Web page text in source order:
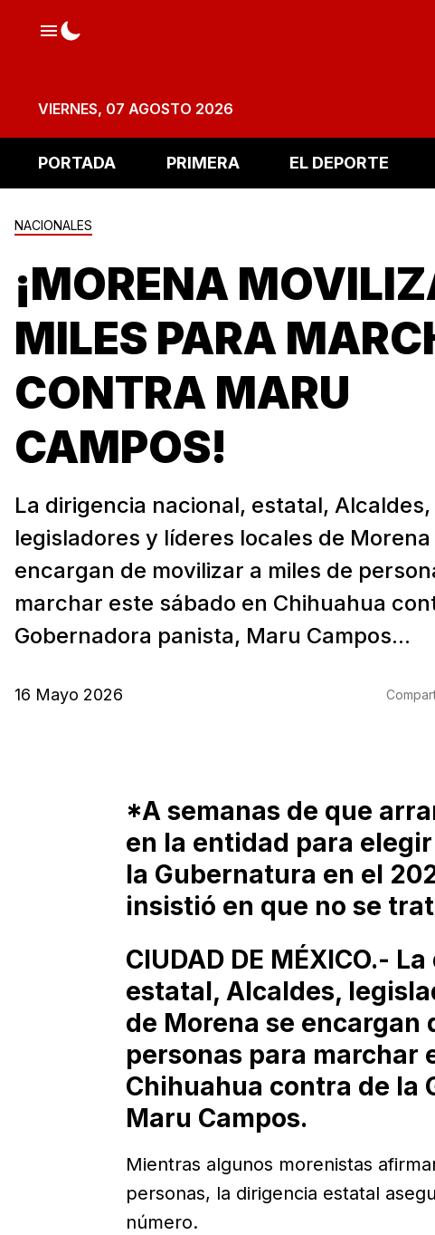
VIERNES, 07 AGOSTO 2026
PORTADA PRIMERA EL DEPORTE
NACIONALES
¡MORENA
MILES PARA
CONTRA MARU
CAMPOS!
La dirigencia nacional, estatal, Alcaldes,
legisladores y líderes locales de Morena
encargan de movilizar a miles de
marchar este sábado en Chihuahua
Gobernadora panista, Maru Campos...
16 Mayo 2026
*A semanas de que
en la entidad para
la Gubernatura en el
insistió en que no se
CIUDAD DE MÉXICO.-
estatal, Alcaldes,
de Morena se encargan
personas para marchar
Chihuahua contra de la
Maru Campos.
Mientras algunos morenistas
personas, la dirigencia estatal
número.